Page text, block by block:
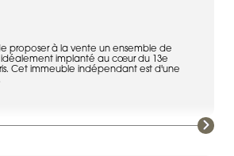
proposer à la vente un ensemble de
implanté au cœur du 13e
Cet immeuble indépendant est d'une